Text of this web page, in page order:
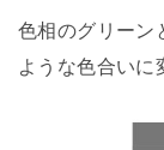
色相のグリーン
ような色合いに